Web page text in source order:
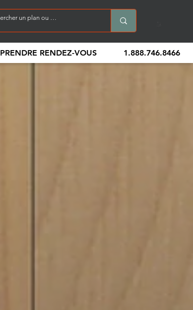
PRENDRE RENDEZ-VOUS 1.888.746.8466